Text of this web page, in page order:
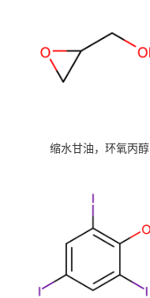
缩水甘油，环氧丙醇